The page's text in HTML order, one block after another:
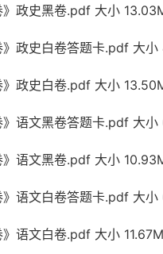
政史黑卷.pdf 大小
政史白卷答题卡.pdf 大小
政史白卷.pdf 大小
语文黑卷答题卡.pdf 大小
语文黑卷.pdf 大小
语文白卷答题卡.pdf 大小
语文白卷.pdf 大小 11.67M